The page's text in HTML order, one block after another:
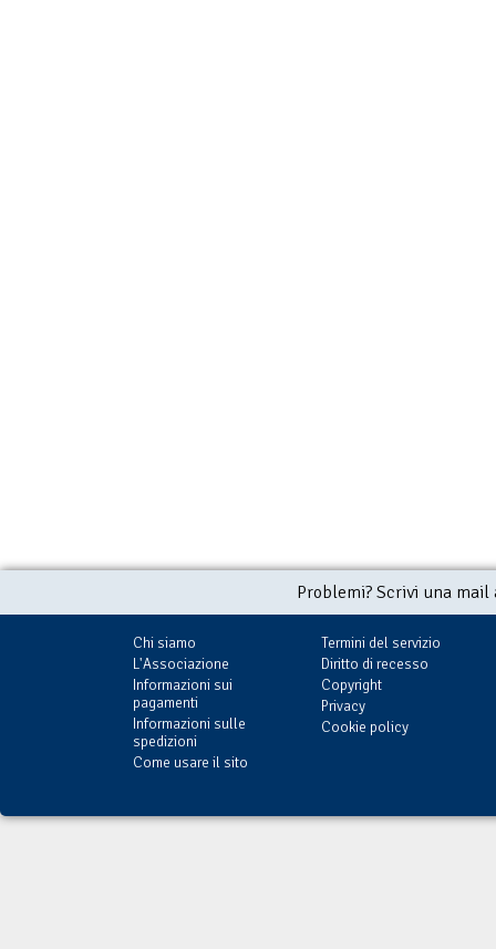
Problemi? Scrivi una
Chi siamo
L'Associazione
Informazioni sui
pagamenti
Informazioni sulle
spedizioni
Come usare il sito
Termini del servizio
Diritto di recesso
Copyright
Privacy
Cookie policy